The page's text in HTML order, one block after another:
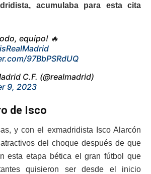
acumulaba para esta cita
equipo! 🔥
97BbPSRdUQ
C.F. (@realmadrid)
9, 2023
de Isco
y con el exmadridista Isco Alarcón
del choque después de que
esta etapa bética el gran fútbol que
quisieron ser desde el inicio